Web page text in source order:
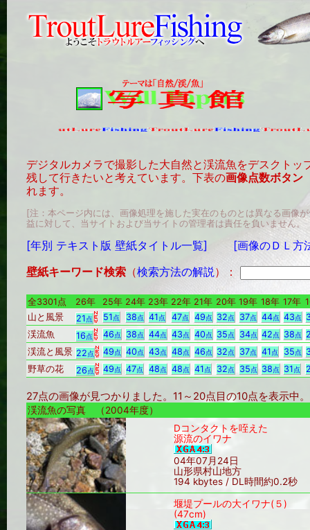
デジタルカメラで撮影した大自然と渓流魚をデスクト
残して行きたいと考えています。下表の画像点数ボタン
れます。
[注：本ページ内には、画像処理を施した実在のものとは異なる画像
益に対して、当サイトおよび当サイトの管理者は責任を負い
[年別 テキスト版 壁紙タイトル一覧]
[画像のＤＬ方
壁紙キーワード検索 （検索方法の解説）：
全3301点 26年 25年 24年 23年 22年 21年 20年 19年 18年 17年
山と風景
21点 51点 38点 41点 47点 49点 32点 37点 44点 43点
渓流魚
16点 46点 38点 44点 43点 40点 35点 34点 42点 38点
渓流と風景 22点 49点 40点 43点 48点 46点 32点 37点 41点 35点
野草の花
26点 49点 47点 48点 48点 41点 32点 35点 38点 31点
27点の画像が見つかりました。11～20点目の10点を表示
渓流魚の写真 （2004年度）
Dコンタクトを咥えた
源流のイワナ
04年07月24日
山形県村山地方
194 kbytes / DL時間約0.2秒
堰堤プールの大イワナ(５)
(47cm)